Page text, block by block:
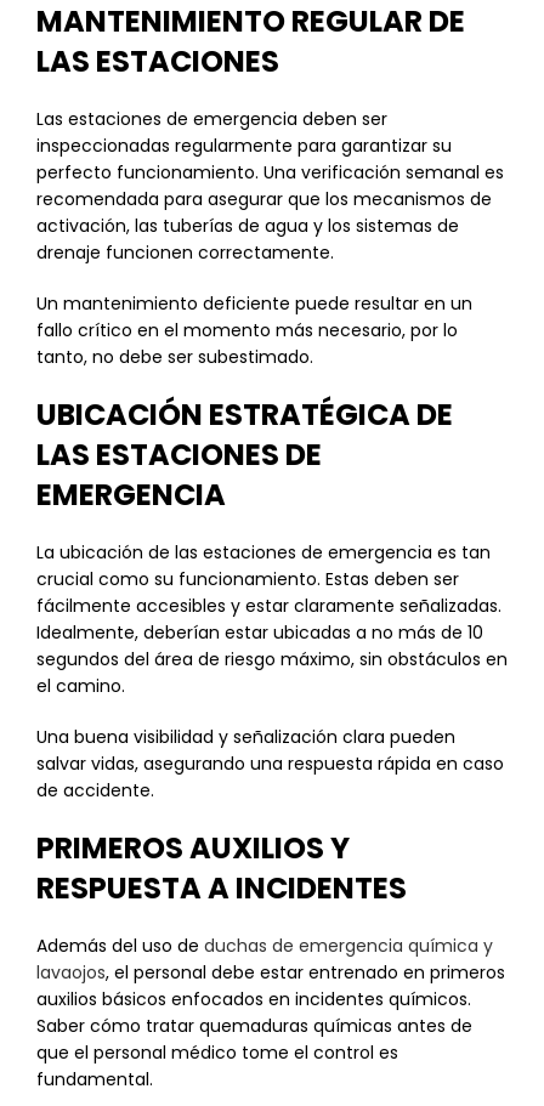
MANTENIMIENTO REGULAR DE
LAS ESTACIONES
Las estaciones de emergencia deben ser
inspeccionadas regularmente para garantizar su
perfecto funcionamiento. Una verificación semanal es
recomendada para asegurar que los mecanismos de
activación, las tuberías de agua y los sistemas de
drenaje funcionen correctamente.
Un mantenimiento deficiente puede resultar en un
fallo crítico en el momento más necesario, por lo
tanto, no debe ser subestimado.
UBICACIÓN ESTRATÉGICA DE
LAS ESTACIONES DE
EMERGENCIA
La ubicación de las estaciones de emergencia es tan
crucial como su funcionamiento. Estas deben ser
fácilmente accesibles y estar claramente señalizadas.
Idealmente, deberían estar ubicadas a no más de 10
segundos del área de riesgo máximo, sin obstáculos en
el camino.
Una buena visibilidad y señalización clara pueden
salvar vidas, asegurando una respuesta rápida en caso
de accidente.
PRIMEROS AUXILIOS Y
RESPUESTA A INCIDENTES
Además del uso de duchas de emergencia química y
lavaojos, el personal debe estar entrenado en primeros
auxilios básicos enfocados en incidentes químicos.
Saber cómo tratar quemaduras químicas antes de
que el personal médico tome el control es
fundamental.